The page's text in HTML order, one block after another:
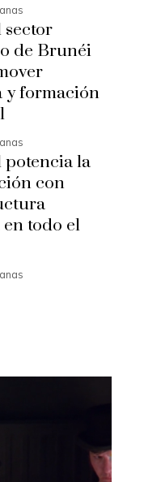
sector
de Brunéi
y formación
potencia la
con
en todo el